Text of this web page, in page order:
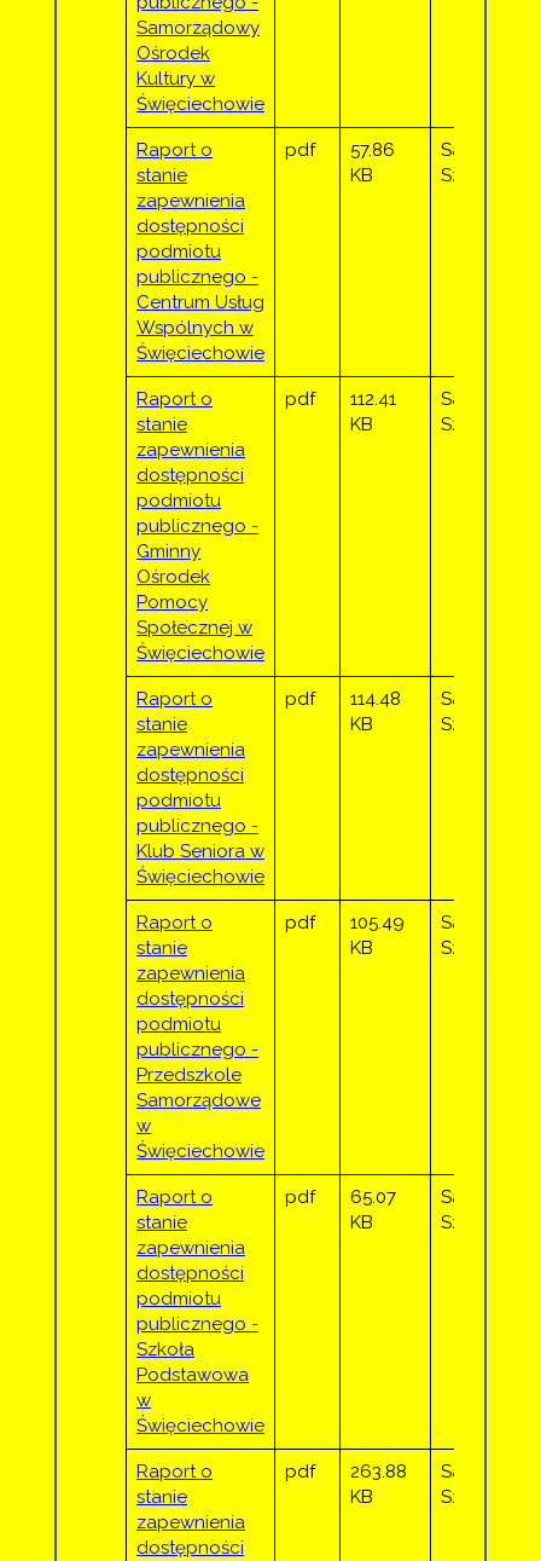
Samorządowy
Ośrodek
Kultury w
Święciechowie
Raport o
stanie
zapewnienia
dostępności
podmiotu
publicznego -
Centrum Usług
Wspólnych w
Święciechowie
pdf
57.86
KB
Sandra
Sztor
Raport o
stanie
zapewnienia
dostępności
podmiotu
publicznego -
Gminny
Ośrodek
Pomocy
Społecznej w
Święciechowie
pdf
112.41
KB
Sandra
Sztor
Raport o
stanie
zapewnienia
dostępności
podmiotu
publicznego -
Klub Seniora w
Święciechowie
pdf
114.48
KB
Sandra
Sztor
Raport o
stanie
zapewnienia
dostępności
podmiotu
publicznego -
Przedszkole
Samorządowe
w
Święciechowie
pdf
105.49
KB
Sandra
Sztor
Raport o
stanie
zapewnienia
dostępności
podmiotu
publicznego -
Szkoła
Podstawowa
w
Święciechowie
pdf
65.07
KB
Sandra
Sztor
Raport o
stanie
zapewnienia
dostępności
pdf
263.88
KB
Sandra
Sztor